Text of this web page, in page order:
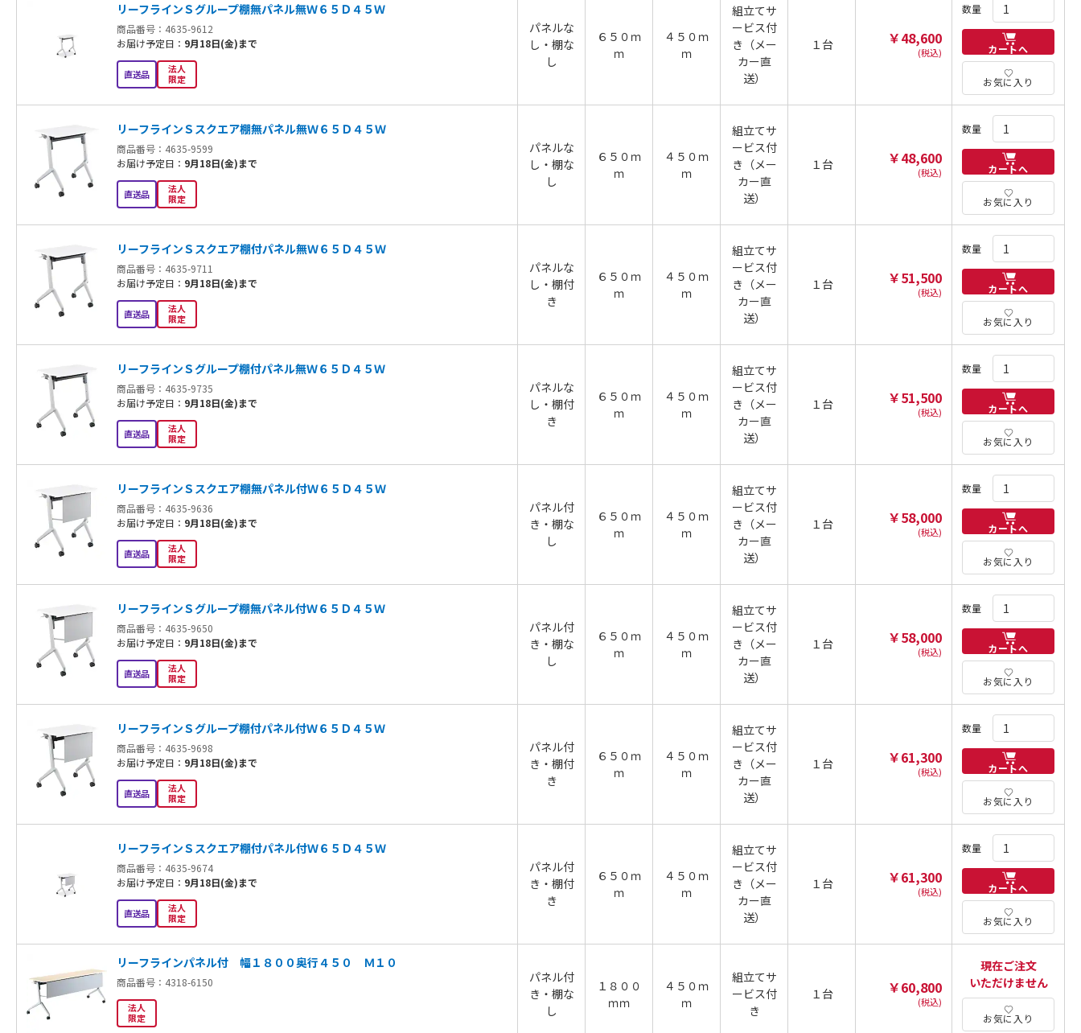
リーフラインＳグループ棚無パネル無Ｗ６５Ｄ４５Ｗ
商品番号：4635-9612
お届け予定日： 9月18日(金)まで
直送品
法人
限定
パネルな
し・棚な
し
６５０ｍ
ｍ
４５０ｍ
ｍ
組立てサ
ービス付
き（メー
カー直
送）
１台 ￥48,600
(税込)
数量
カートへ
お気に入り
リーフラインＳスクエア棚無パネル無Ｗ６５Ｄ４５Ｗ
商品番号：4635-9599
お届け予定日： 9月18日(金)まで
直送品
法人
限定
パネルな
し・棚な
し
６５０ｍ
ｍ
４５０ｍ
ｍ
組立てサ
ービス付
き（メー
カー直
送）
１台 ￥48,600
(税込)
数量
カートへ
お気に入り
リーフラインＳスクエア棚付パネル無Ｗ６５Ｄ４５Ｗ
商品番号：4635-9711
お届け予定日： 9月18日(金)まで
直送品
法人
限定
パネルな
し・棚付
き
６５０ｍ
ｍ
４５０ｍ
ｍ
組立てサ
ービス付
き（メー
カー直
送）
１台 ￥51,500
(税込)
数量
カートへ
お気に入り
リーフラインＳグループ棚付パネル無Ｗ６５Ｄ４５Ｗ
商品番号：4635-9735
お届け予定日： 9月18日(金)まで
直送品
法人
限定
パネルな
し・棚付
き
６５０ｍ
ｍ
４５０ｍ
ｍ
組立てサ
ービス付
き（メー
カー直
送）
１台 ￥51,500
(税込)
数量
カートへ
お気に入り
リーフラインＳスクエア棚無パネル付Ｗ６５Ｄ４５Ｗ
商品番号：4635-9636
お届け予定日： 9月18日(金)まで
直送品
法人
限定
パネル付
き・棚な
し
６５０ｍ
ｍ
４５０ｍ
ｍ
組立てサ
ービス付
き（メー
カー直
送）
１台 ￥58,000
(税込)
数量
カートへ
お気に入り
リーフラインＳグループ棚無パネル付Ｗ６５Ｄ４５Ｗ
商品番号：4635-9650
お届け予定日： 9月18日(金)まで
直送品
法人
限定
パネル付
き・棚な
し
６５０ｍ
ｍ
４５０ｍ
ｍ
組立てサ
ービス付
き（メー
カー直
送）
１台 ￥58,000
(税込)
数量
カートへ
お気に入り
リーフラインＳグループ棚付パネル付Ｗ６５Ｄ４５Ｗ
商品番号：4635-9698
お届け予定日： 9月18日(金)まで
直送品
法人
限定
パネル付
き・棚付
き
６５０ｍ
ｍ
４５０ｍ
ｍ
組立てサ
ービス付
き（メー
カー直
送）
１台 ￥61,300
(税込)
数量
カートへ
お気に入り
リーフラインＳスクエア棚付パネル付Ｗ６５Ｄ４５Ｗ
商品番号：4635-9674
お届け予定日： 9月18日(金)まで
直送品
法人
限定
パネル付
き・棚付
き
６５０ｍ
ｍ
４５０ｍ
ｍ
組立てサ
ービス付
き（メー
カー直
送）
１台 ￥61,300
(税込)
数量
カートへ
お気に入り
リーフラインパネル付 幅１８００奥行４５０ Ｍ１０
商品番号：4318-6150
法人
限定
パネル付
き・棚な
し
１８００
ｍｍ
４５０ｍ
ｍ
組立てサ
ービス付
き
１台 ￥60,800
(税込)
現在ご注文
いただけません
お気に入り